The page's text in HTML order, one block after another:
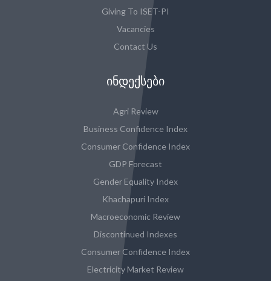
Giving To ISET-PI
Vacancies
Contact Us
ᲘᲜᲓᲔᲥᲡᲔᲑᲘ
Agri Review
Business Confidence Index
Consumer Confidence Index
GDP Forecast
Gender Equality Index
Khachapuri Index
Macroeconomic Review
Discontinued Indexes
Consumer Confidence Index
Electricity Market Review